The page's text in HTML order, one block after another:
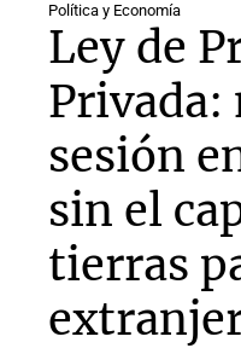
Política y Economía
Ley de
Privada:
sesión
sin el
tierras